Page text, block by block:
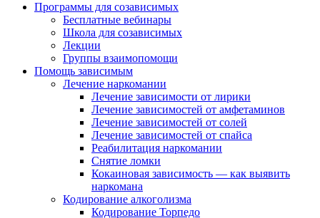
Программы для созависимых
Бесплатные вебинары
Школа для созависимых
Лекции
Группы взаимопомощи
Помощь зависимым
Лечение наркомании
Лечение зависимости от лирики
Лечение зависимостей от амфетаминов
Лечение зависимостей от солей
Лечение зависимостей от спайса
Реабилитация наркомании
Снятие ломки
Кокаиновая зависимость — как выявить
наркомана
Кодирование алкоголизма
Кодирование Торпедо